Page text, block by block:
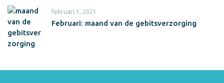
februari 1, 2021
Februari: maand van de gebitsverzorging